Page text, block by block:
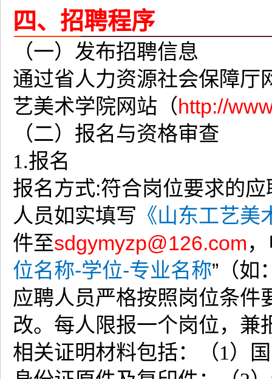
四、招聘程序
（一）发布招聘信息
通过省人力资源社会保障厅
艺美术学院网站（http://
（二）报名与资格审查
1.报名
报名方式:符合岗位要求的
人员如实填写 《山东工艺
件至sdgymyzp@126.com
位名称-学位-专业名称”（如
应聘人员严格按照岗位条件
改。每人限报一个岗位，兼
相关证明材料包括：（1）